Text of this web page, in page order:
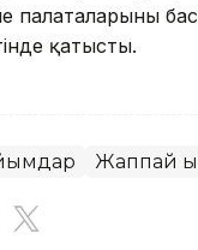
палаталарының
қатысты.
Жаппай